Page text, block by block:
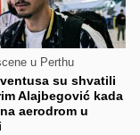
u Perthu
su shvatili
Alajbegović kada
aerodrom u